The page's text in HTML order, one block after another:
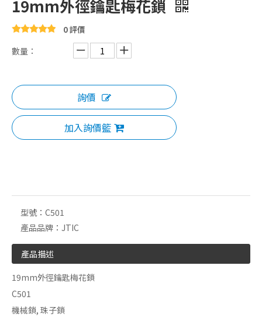
19mm外徑鑰匙梅花鎖
0 評價
數量：
詢價
加入詢價籃
型號： C501
產品品牌： JTIC
產品描述
19mm外徑鑰匙梅花鎖
C501
機械鎖, 珠子鎖